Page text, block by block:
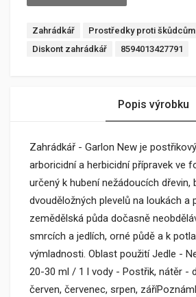
Zahrádkář
Prostředky proti škůdcům
Diskont zahrádkář
8594013427791
Popis výrobku
Zahrádkář - Garlon New je
arboricidní a herbicidní přípravek ve
určený k hubení nežádoucích dřevin,
dvouděložných plevelů na loukách a
zemědělská půda dočasně
smrcích a jedlích, orné půdě a k
výmladnosti. Oblast použití Jedle -
20-30 ml / 1 l vody - Postřik, nátěr -
červen, červenec, srpen,